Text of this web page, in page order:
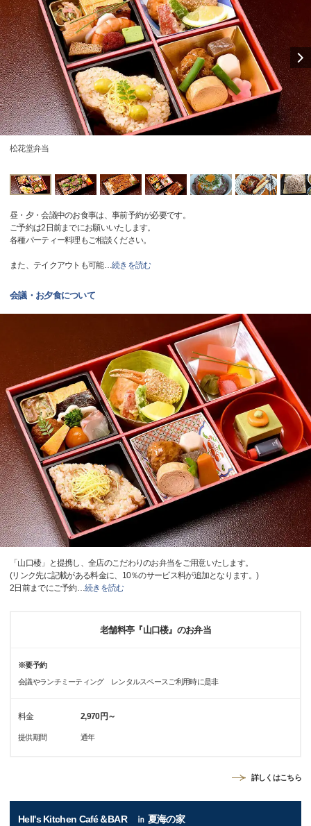
松花堂弁当
昼・夕・会議中のお食事は、事前予約が必要です。
ご予約は2日前までにお願いいたします。
各種パーティー料理もご相談ください。
また、テイクアウトも可能…続きを読む
会議・お夕食について
「山口楼」と提携し、全店のこだわりのお弁当をご用意いたします。
(リンク先に記載がある料金に、10％のサービス料が追加となります。)
2日前までにご予約…続きを読む
老舗料亭『山口楼』のお弁当
※要予約
会議やランチミーティング レンタルスペースご利用時に是非
料金 2,970円～
提供期間 通年
詳しくはこちら
Hell's Kitchen Café＆BAR ㏌ 夏海の家